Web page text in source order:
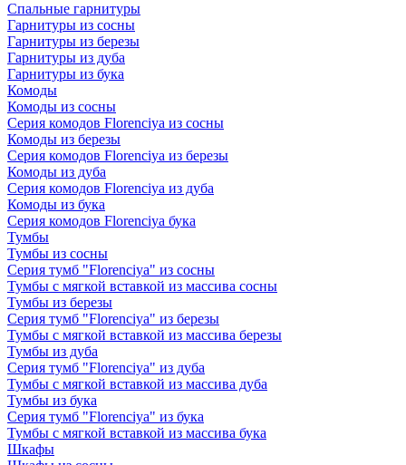
Спальные гарнитуры
Гарнитуры из сосны
Гарнитуры из березы
Гарнитуры из дуба
Гарнитуры из бука
Комоды
Комоды из сосны
Серия комодов Florenciya из сосны
Комоды из березы
Серия комодов Florenciya из березы
Комоды из дуба
Серия комодов Florenciya из дуба
Комоды из бука
Серия комодов Florenciya бука
Тумбы
Тумбы из сосны
Серия тумб "Florenciya" из сосны
Тумбы с мягкой вставкой из массива сосны
Тумбы из березы
Серия тумб "Florenciya" из березы
Тумбы с мягкой вставкой из массива березы
Тумбы из дуба
Серия тумб "Florenciya" из дуба
Тумбы с мягкой вставкой из массива дуба
Тумбы из бука
Серия тумб "Florenciya" из бука
Тумбы с мягкой вставкой из массива бука
Шкафы